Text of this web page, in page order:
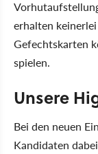
erhalten
Gefechtskarten
spielen.
Unsere
Bei den neuen
Kandidaten